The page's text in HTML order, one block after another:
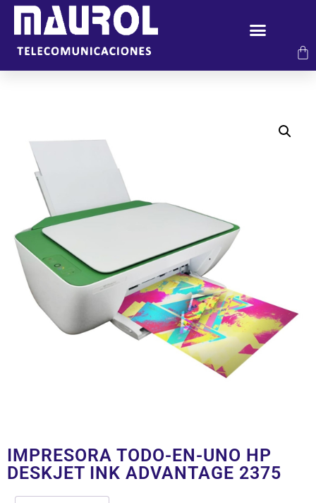
IMPRESORA TODO-EN-UNO HP
DESKJET INK ADVANTAGE 2375